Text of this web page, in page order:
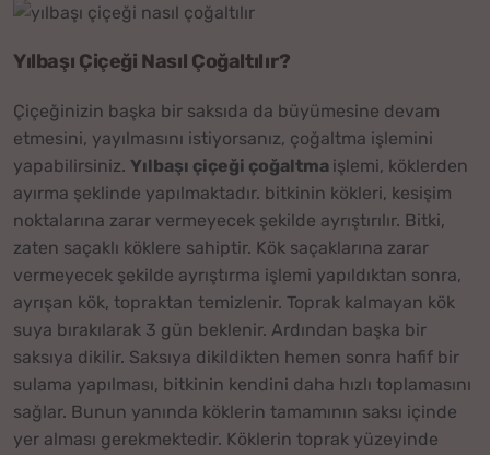
Yılbaşı Çiçeği Nasıl Çoğaltılır?
Çiçeğinizin başka bir saksıda da büyümesine devam
etmesini, yayılmasını istiyorsanız, çoğaltma işlemini
yapabilirsiniz. Yılbaşı çiçeği çoğaltma işlemi, köklerden
ayırma şeklinde yapılmaktadır. bitkinin kökleri, kesişim
noktalarına zarar vermeyecek şekilde ayrıştırılır. Bitki,
zaten saçaklı köklere sahiptir. Kök saçaklarına zarar
vermeyecek şekilde ayrıştırma işlemi yapıldıktan sonra,
ayrışan kök, topraktan temizlenir. Toprak kalmayan kök
suya bırakılarak 3 gün beklenir. Ardından başka bir
saksıya dikilir. Saksıya dikildikten hemen sonra hafif bir
sulama yapılması, bitkinin kendini daha hızlı toplamasını
sağlar. Bunun yanında köklerin tamamının saksı içinde
yer alması gerekmektedir. Köklerin toprak yüzeyinde